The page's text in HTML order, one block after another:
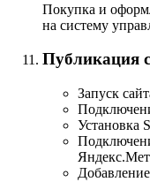
Покупка и
на систему
Публикация
Запуск
Установка